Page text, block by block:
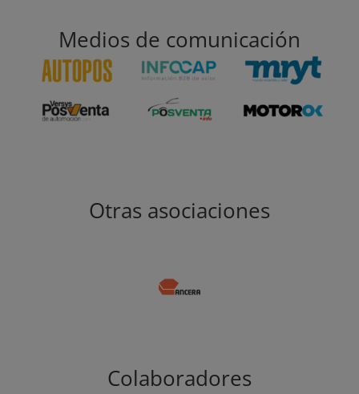
Medios de comunicación
Otras asociaciones
Colaboradores